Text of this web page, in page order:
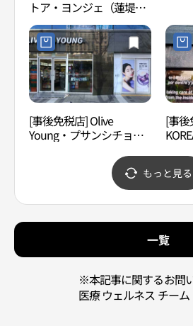
トア・ヨンジェ（蓮堤）
(삼성스토어 연제)
[事後免税店] Olive
Young・プサンシチョン
[事後
もっと見る
一覧
※本記事に関するお問
医療 ウェルネス チーム